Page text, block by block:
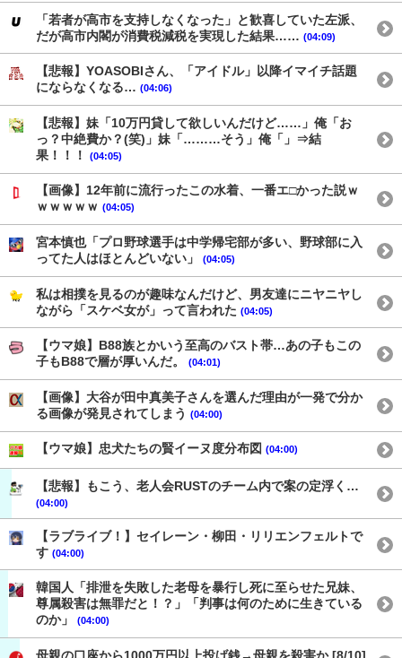
「若者が高市を支持しなくなった」と歓喜していた左派、
だが高市内閣が消費税減税を実現した結果…… (04:09)
【悲報】YOASOBIさん、「アイドル」以降イマイチ話題
にならなくなる… (04:06)
【悲報】妹「10万円貸して欲しいんだけど……」俺「お
っ？中絶費か？(笑)」妹「………そう」俺「」⇒結
果！！！
(04:05)
【画像】12年前に流行ったこの水着、一番エ□かった説ｗ
ｗｗｗｗｗ (04:05)
宮本慎也「プロ野球選手は中学帰宅部が多い、野球部に入
ってた人はほとんどいない」
(04:05)
私は相撲を見るのが趣味なんだけど、男友達にニヤニヤし
ながら「スケベ女が」って言われた (04:05)
【ウマ娘】B88族とかいう至高のバスト帯…あの子もこの
子もB88で層が厚いんだ。
(04:01)
【画像】大谷が田中真美子さんを選んだ理由が一発で分か
る画像が発見されてしまう (04:00)
【ウマ娘】忠犬たちの賢イーヌ度分布図 (04:00)
【悲報】もこう、老人会RUSTのチーム内で案の定浮く…
(04:00)
【ラブライブ！】セイレーン・柳田・リリエンフェルトで
す (04:00)
韓国人「排泄を失敗した老母を暴行し死に至らせた兄妹、
尊属殺害は無罪だと！？」「判事は何のために生きている
のか」
(04:00)